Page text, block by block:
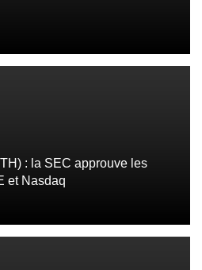
: la SEC approuve les
et Nasdaq